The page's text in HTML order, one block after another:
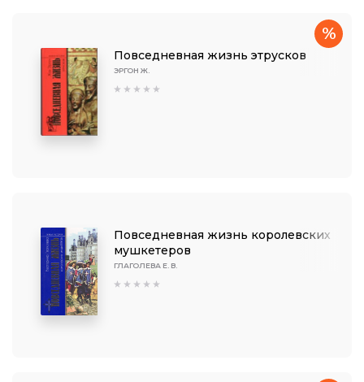
Повседневная жизнь этрусков
ЭРГОН Ж.
%
Повседневная жизнь королевских
мушкетеров
ГЛАГОЛЕВА Е. В.